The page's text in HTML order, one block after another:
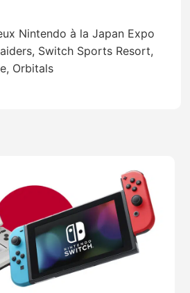
Nintendo à la Japan Expo
Switch Sports Resort,
Orbitals